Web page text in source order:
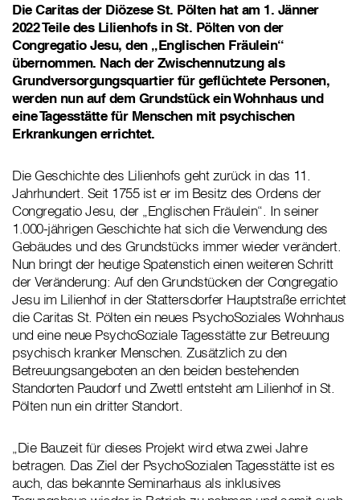
Die Caritas der Diözese St. Pölten hat am 1. Jänner
2022 Teile des Lilienhofs in St. Pölten von der
Congregatio Jesu, den „Englischen Fräulein“
übernommen. Nach der Zwischennutzung als
Grundversorgungsquartier für geflüchtete Personen,
werden nun auf dem Grundstück ein Wohnhaus und
eine Tagesstätte für Menschen mit psychischen
Erkrankungen errichtet.
Die Geschichte des Lilienhofs geht zurück in das 11.
Jahrhundert. Seit 1755 ist er im Besitz des Ordens der
Congregatio Jesu, der „Englischen Fräulein“. In seiner
1.000-jährigen Geschichte hat sich die Verwendung des
Gebäudes und des Grundstücks immer wieder verändert.
Nun bringt der heutige Spatenstich einen weiteren Schritt
der Veränderung: Auf den Grundstücken der Congregatio
Jesu im Lilienhof in der Stattersdorfer Hauptstraße errichtet
die Caritas St. Pölten ein neues PsychoSoziales Wohnhaus
und eine neue PsychoSoziale Tagesstätte zur Betreuung
psychisch kranker Menschen. Zusätzlich zu den
Betreuungsangeboten an den beiden bestehenden
Standorten Paudorf und Zwettl entsteht am Lilienhof in St.
Pölten nun ein dritter Standort.
„Die Bauzeit für dieses Projekt wird etwa zwei Jahre
betragen. Das Ziel der PsychoSozialen Tagesstätte ist es
auch, das bekannte Seminarhaus als inklusives